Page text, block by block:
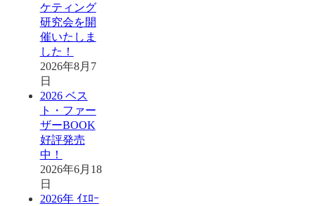
ケティング
研究会を開
催いたしま
した！
2026年8月7
日
2026 ベス
ト・ファー
ザーBOOK
好評発売
中！
2026年6月18
日
2026年 ｲｴﾛｰ